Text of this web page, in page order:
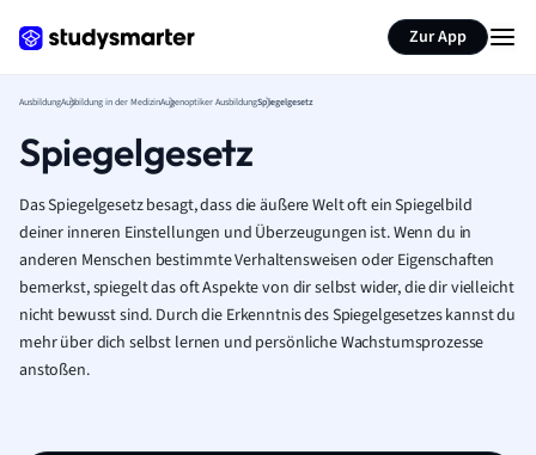
Zur App
AusbildungAusbildung in der MedizinAugenoptiker AusbildungSpiegelgesetz
Spiegelgesetz
Das Spiegelgesetz besagt, dass die äußere Welt oft ein Spiegelbild
deiner inneren Einstellungen und Überzeugungen ist. Wenn du in
anderen Menschen bestimmte Verhaltensweisen oder Eigenschaften
bemerkst, spiegelt das oft Aspekte von dir selbst wider, die dir vielleicht
nicht bewusst sind. Durch die Erkenntnis des Spiegelgesetzes kannst du
mehr über dich selbst lernen und persönliche Wachstumsprozesse
anstoßen.